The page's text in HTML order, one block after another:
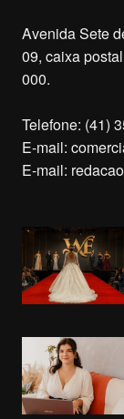
Avenida Sete
09, caixa
000.
Telefone: (41)
E-mail:
E-mail: